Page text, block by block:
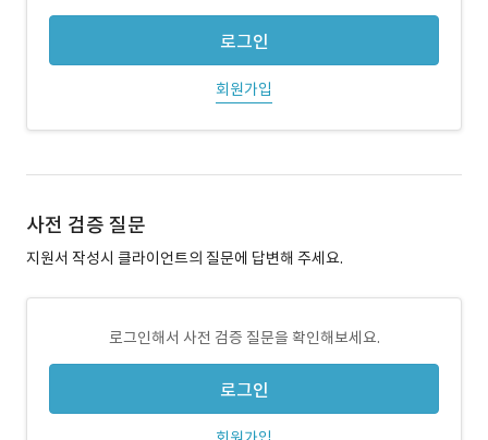
로그인
회원가입
사전 검증 질문
지원서 작성시 클라이언트의 질문에 답변해 주세요.
로그인해서 사전 검증 질문을 확인해보세요.
로그인